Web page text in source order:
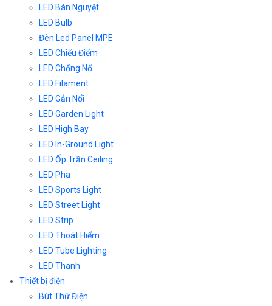
LED Bán Nguyệt
LED Bulb
Đèn Led Panel MPE
LED Chiếu Điểm
LED Chống Nổ
LED Filament
LED Gắn Nổi
LED Garden Light
LED High Bay
LED In-Ground Light
LED Ốp Trần Ceiling
LED Pha
LED Sports Light
LED Street Light
LED Strip
LED Thoát Hiểm
LED Tube Lighting
LED Thanh
Thiết bị điện
Bút Thử Điện